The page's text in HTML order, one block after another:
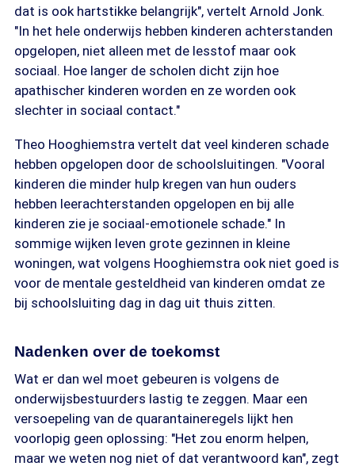
dat is ook hartstikke belangrijk", vertelt Arnold Jonk.
"In het hele onderwijs hebben kinderen achterstanden
opgelopen, niet alleen met de lesstof maar ook
sociaal. Hoe langer de scholen dicht zijn hoe
apathischer kinderen worden en ze worden ook
slechter in sociaal contact."
Theo Hooghiemstra vertelt dat veel kinderen schade
hebben opgelopen door de schoolsluitingen. "Vooral
kinderen die minder hulp kregen van hun ouders
hebben leerachterstanden opgelopen en bij alle
kinderen zie je sociaal-emotionele schade." In
sommige wijken leven grote gezinnen in kleine
woningen, wat volgens Hooghiemstra ook niet goed is
voor de mentale gesteldheid van kinderen omdat ze
bij schoolsluiting dag in dag uit thuis zitten.
Nadenken over de toekomst
Wat er dan wel moet gebeuren is volgens de
onderwijsbestuurders lastig te zeggen. Maar een
versoepeling van de quarantaineregels lijkt hen
voorlopig geen oplossing: "Het zou enorm helpen,
maar we weten nog niet of dat verantwoord kan", zegt